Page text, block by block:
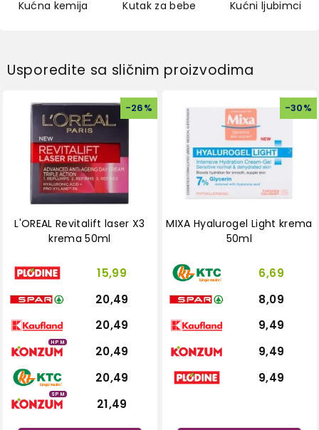
Kućna kemija Kutak za bebe Kućni ljubimci
Usporedite sa sličnim proizvodima
-26%
L'OREAL Revitalift laser X3
krema 50ml
15,99
20,49
20,49
HPM
20,49
20,49
SPM
21,49
-30%
MIXA Hyalurogel Light krema
50ml
6,69
8,09
9,49
9,49
9,49